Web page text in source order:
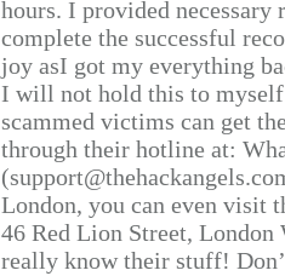
hours. I provided
complete the successful
joy asI got my everything
I will not hold this to
scammed victims can get
through their hotline at:
London, you can even visit
46 Red Lion Street, London
really know their stuff!